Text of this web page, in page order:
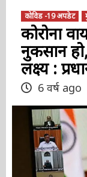
कोविड -19 अपडेट
कोरोना
नुकसान
लक्ष्य :
6 वर्ष ago